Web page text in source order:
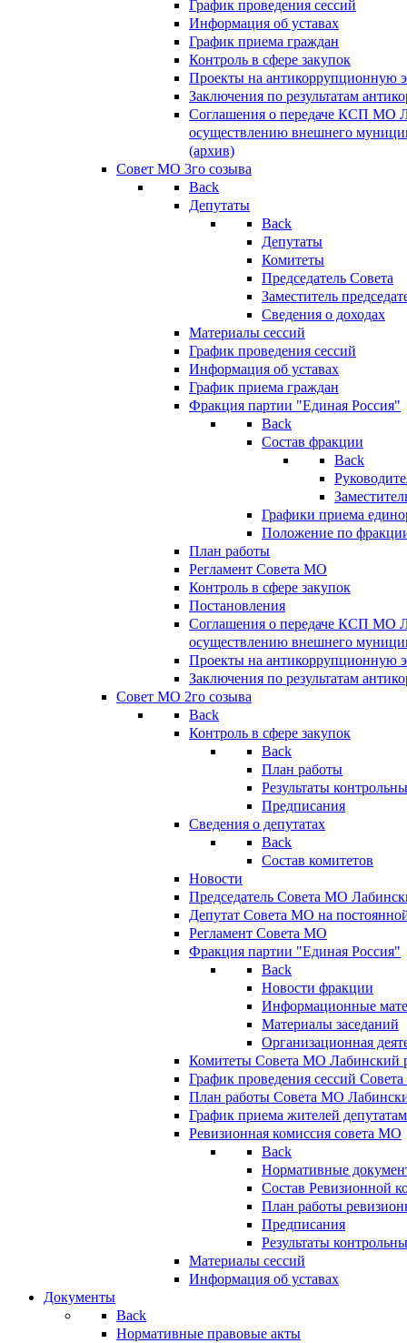
График проведения сессий
Информация об уставах
График приема граждан
Контроль в сфере закупок
Проекты на антикоррупционную
Заключения по результатам
Соглашения о передаче КСП МО
осуществлению внешнего
(архив)
Совет МО 3го созыва
Back
Депутаты
Back
Депутаты
Комитеты
Председатель Совета
Заместитель
Сведения о доходах
Материалы сессий
График проведения сессий
Информация об уставах
График приема граждан
Фракция партии "Единая Россия"
Back
Состав фракции
Back
Графики приема
Положение по
План работы
Регламент Совета МО
Контроль в сфере закупок
Постановления
Соглашения о передаче КСП МО
осуществлению внешнего
Проекты на антикоррупционную
Заключения по результатам
Совет МО 2го созыва
Back
Контроль в сфере закупок
Back
План работы
Результаты
Предписания
Сведения о депутатах
Back
Состав комитетов
Новости
Председатель Совета МО
Депутат Совета МО на
Регламент Совета МО
Фракция партии "Единая Россия"
Back
Новости фракции
Информационные
Материалы заседаний
Организационная
Комитеты Совета МО Лабинский
График проведения сессий
План работы Совета МО
График приема жителей
Ревизионная комиссия совета МО
Back
Нормативные
Состав Ревизионной
План работы
Предписания
Результаты
Материалы сессий
Информация об уставах
Документы
Back
Нормативные правовые акты